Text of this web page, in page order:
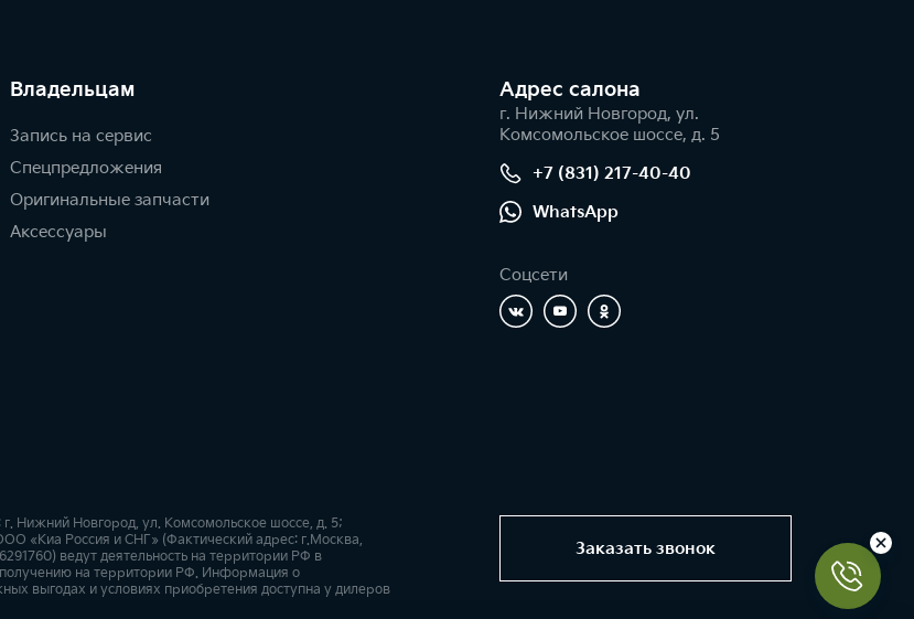
Владельцам
Запись на сервис
Спецпредложения
Оригинальные запчасти
Аксессуары
Адрес салонa
г. Нижний Новгород, ул.
Комсомольское шоссе, д. 5
+7 (831) 217-40-40
WhatsApp
Соцсети
Заказать звонок
Нижний Новгород, ул. Комсомольское шоссе, д. 5;
«Киа Россия и СНГ» (Фактический адрес: г.Москва,
ведут деятельность на территории РФ в
получению на территории РФ. Информация о
выгодах и условиях приобретения доступна у дилеров